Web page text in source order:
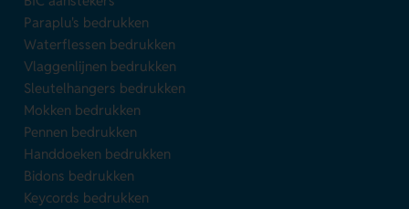
Paraplu's bedrukken
Waterflessen bedrukken
Vlaggenlijnen bedrukken
Sleutelhangers bedrukken
Mokken bedrukken
Pennen bedrukken
Handdoeken bedrukken
Bidons bedrukken
Keycords bedrukken